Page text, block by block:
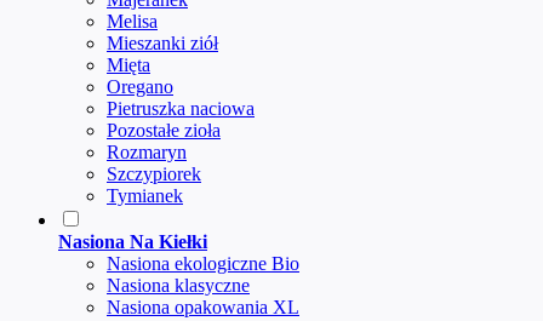
Melisa
Mieszanki ziół
Mięta
Oregano
Pietruszka naciowa
Pozostałe zioła
Rozmaryn
Szczypiorek
Tymianek
Nasiona Na Kiełki
Nasiona ekologiczne Bio
Nasiona klasyczne
Nasiona opakowania XL